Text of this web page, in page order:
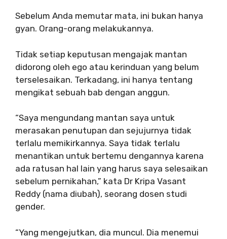
Sebelum Anda memutar mata, ini bukan hanya
gyan. Orang-orang melakukannya.
Tidak setiap keputusan mengajak mantan
didorong oleh ego atau kerinduan yang belum
terselesaikan. Terkadang, ini hanya tentang
mengikat sebuah bab dengan anggun.
“Saya mengundang mantan saya untuk
merasakan penutupan dan sejujurnya tidak
terlalu memikirkannya. Saya tidak terlalu
menantikan untuk bertemu dengannya karena
ada ratusan hal lain yang harus saya selesaikan
sebelum pernikahan,” kata Dr Kripa Vasant
Reddy (nama diubah), seorang dosen studi
gender.
“Yang mengejutkan, dia muncul. Dia menemui